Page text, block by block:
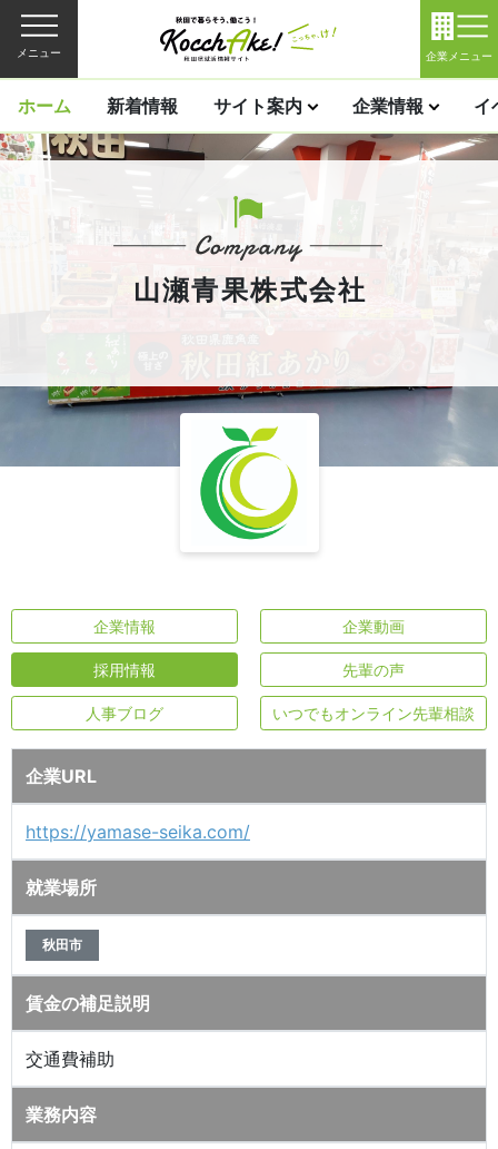
メニュー 企業メニュー
ホーム 新着情報 サイト案内 企業情報 イ
山瀬青果株式会社
企業情報 企業動画
採用情報 先輩の声
人事ブログ いつでもオンライン先輩相談
企業URL
https://yamase-seika.com/
就業場所
秋田市
賃金の補足説明
交通費補助
業務内容